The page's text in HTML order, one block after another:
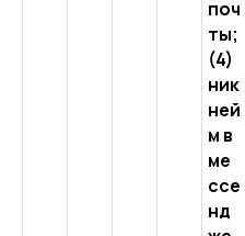
поч
ты;
(4)
ник
ней
м в
ме
ссе
нд